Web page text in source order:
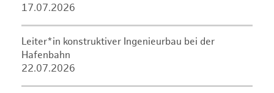
17.07.2026
Leiter*in konstruktiver Ingenieurbau bei der
Hafenbahn
22.07.2026